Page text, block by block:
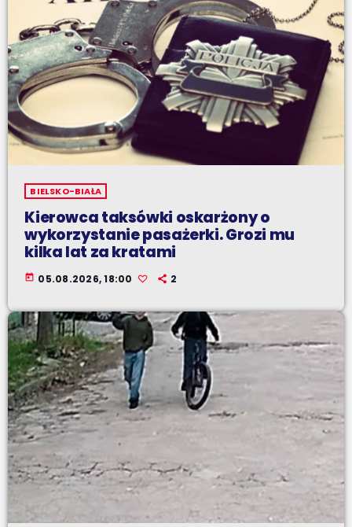
BIELSKO-BIAŁA
Kierowca taksówki oskarżony o
wykorzystanie pasażerki. Grozi mu
kilka lat za kratami
today 05.08.2026, 18:00 2